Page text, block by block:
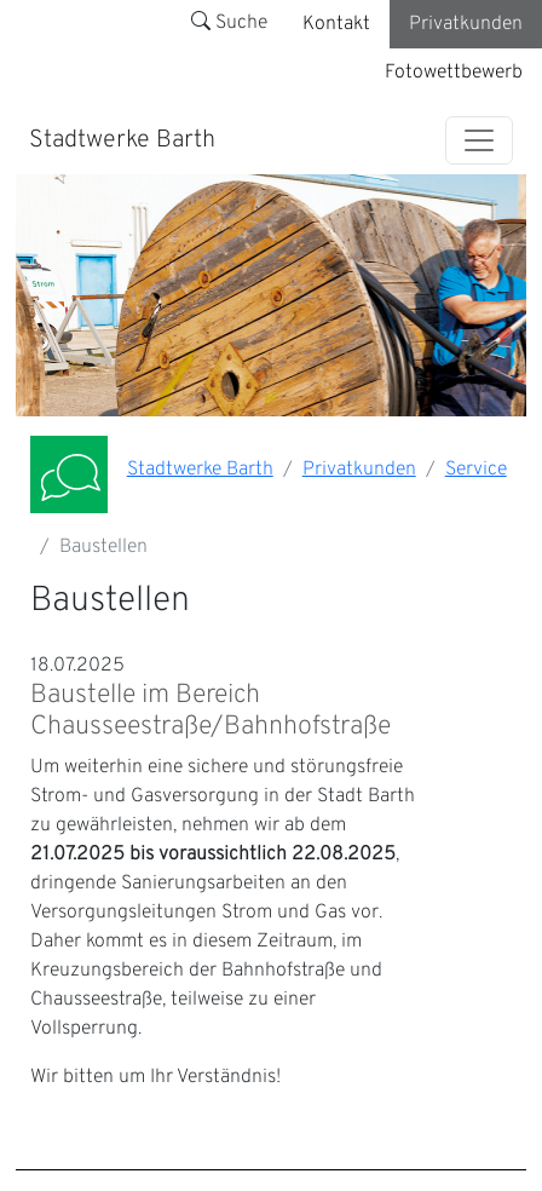
Suche Kontakt
Privatkunden
Fotowettbewerb
Stadtwerke Barth
Stadtwerke Barth Privatkunden Service
Baustellen
Baustellen
18.07.2025
Baustelle im Bereich
Chausseestraße/Bahnhofstraße
Um weiterhin eine sichere und störungsfreie
Strom- und Gasversorgung in der Stadt Barth
zu gewährleisten, nehmen wir ab dem
21.07.2025 bis voraussichtlich 22.08.2025,
dringende Sanierungsarbeiten an den
Versorgungsleitungen Strom und Gas vor.
Daher kommt es in diesem Zeitraum, im
Kreuzungsbereich der Bahnhofstraße und
Chausseestraße, teilweise zu einer
Vollsperrung.
Wir bitten um Ihr Verständnis!